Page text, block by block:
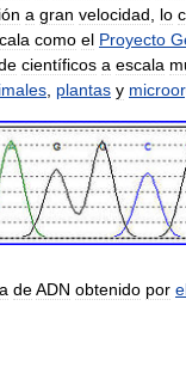
a gran velocidad lo
como el Proyecto
científicos a escala
plantas y
deADN obtenido por